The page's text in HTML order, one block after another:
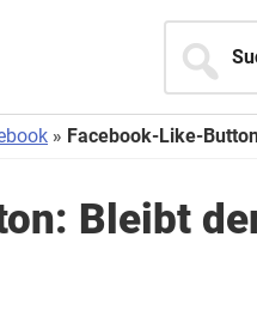
Facebook-Like-
Bleibt